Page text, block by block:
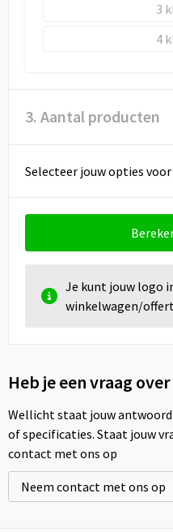
3
4
3. Aantal producten
Selecteer jouw opties
Je kunt jouw logo
winkelwagen/
Heb je een vraag
Wellicht staat jouw
of specificaties. Staat jouw
contact met ons op
Neem contact met ons op